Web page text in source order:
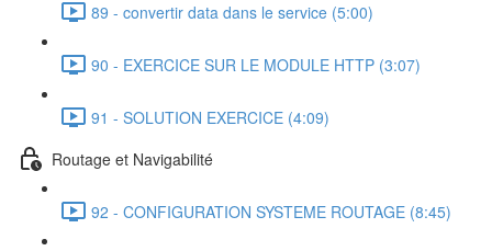
89 - convertir data dans le service (5:00)
90 - EXERCICE SUR LE MODULE HTTP (3:07)
91 - SOLUTION EXERCICE (4:09)
Routage et Navigabilité
92 - CONFIGURATION SYSTEME ROUTAGE (8:45)